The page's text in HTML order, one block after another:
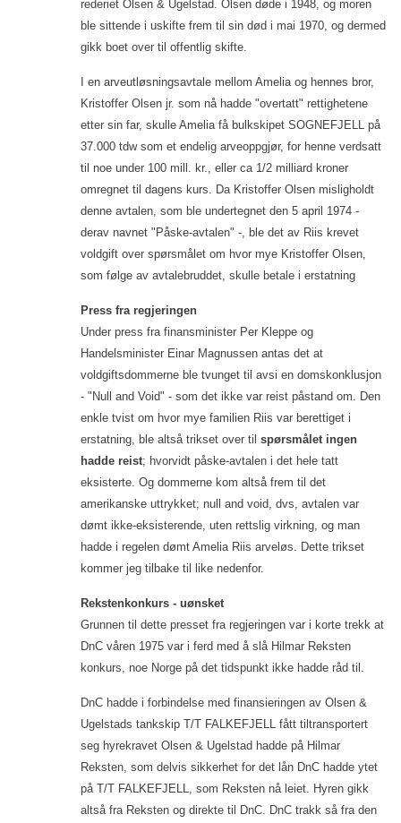
rederiet Olsen & Ugelstad. Olsen døde i 1948, og moren
ble sittende i uskifte frem til sin død i mai 1970, og dermed
gikk boet over til offentlig skifte.
I en arveutløsningsavtale mellom Amelia og hennes bror,
Kristoffer Olsen jr. som nå hadde "overtatt" rettighetene
etter sin far, skulle Amelia få bulkskipet SOGNEFJELL på
37.000 tdw som et endelig arveoppgjør, for henne verdsatt
til noe under 100 mill. kr., eller ca 1/2 milliard kroner
omregnet til dagens kurs. Da Kristoffer Olsen misligholdt
denne avtalen, som ble undertegnet den 5 april 1974 -
derav navnet "Påske-avtalen" -, ble det av Riis krevet
voldgift over spørsmålet om hvor mye Kristoffer Olsen,
som følge av avtalebruddet, skulle betale i erstatning
Press fra regjeringen
Under press fra finansminister Per Kleppe og
Handelsminister Einar Magnussen antas det at
voldgiftsdommerne ble tvunget til avsi en domskonklusjon
- "Null and Void" - som det ikke var reist påstand om. Den
enkle tvist om hvor mye familien Riis var berettiget i
erstatning, ble altså trikset over til spørsmålet ingen
hadde reist; hvorvidt påske-avtalen i det hele tatt
eksisterte. Og dommerne kom altså frem til det
amerikanske uttrykket; null and void, dvs, avtalen var
dømt ikke-eksisterende, uten rettslig virkning, og man
hadde i regelen dømt Amelia Riis arveløs. Dette trikset
kommer jeg tilbake til like nedenfor.
Rekstenkonkurs - uønsket
Grunnen til dette presset fra regjeringen var i korte trekk at
DnC våren 1975 var i ferd med å slå Hilmar Reksten
konkurs, noe Norge på det tidspunkt ikke hadde råd til.
DnC hadde i forbindelse med finansieringen av Olsen &
Ugelstads tankskip T/T FALKEFJELL fått tiltransportert
seg hyrekravet Olsen & Ugelstad hadde på Hilmar
Reksten, som delvis sikkerhet for det lån DnC hadde ytet
på T/T FALKEFJELL, som Reksten nå leiet. Hyren gikk
altså fra Reksten og direkte til DnC. DnC trakk så fra den